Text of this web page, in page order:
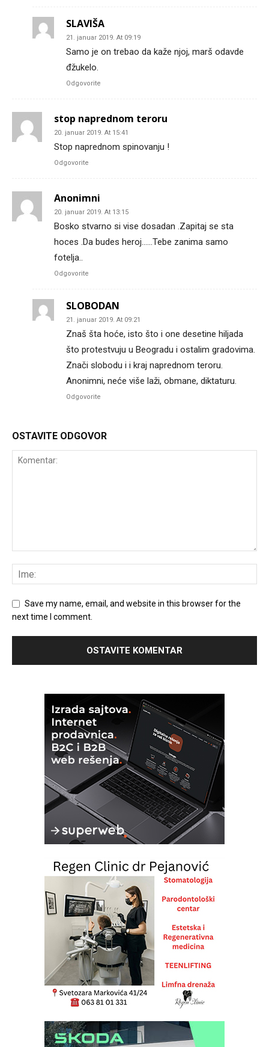
SLAVIŠA
21. januar 2019. At 09:19
Samo je on trebao da kaže njoj, marš odavde
đžukelo.
Odgovorite
stop naprednom teroru
20. januar 2019. At 15:41
Stop naprednom spinovanju !
Odgovorite
Anonimni
20. januar 2019. At 13:15
Bosko stvarno si vise dosadan .Zapitaj se sta
hoces .Da budes heroj……Tebe zanima samo
fotelja..
Odgovorite
SLOBODAN
21. januar 2019. At 09:21
Znaš šta hoće, isto što i one desetine hiljada
što protestvuju u Beogradu i ostalim gradovima.
Znači slobodu i i kraj naprednom teroru.
Anonimni, neće više laži, obmane, diktaturu.
Odgovorite
OSTAVITE ODGOVOR
Save my name, email, and website in this browser for the
next time I comment.